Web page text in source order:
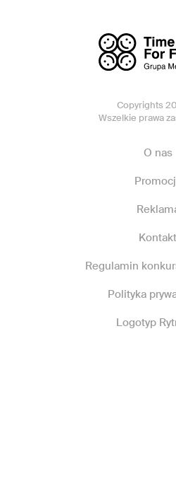
Copyrights
Wszelkie prawa
O nas
Kontakt
Regulamin
Polityka
Logotyp